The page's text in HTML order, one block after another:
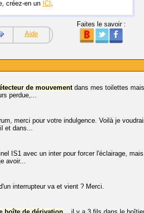
créez-en un ICI
Aide
Faites le savoir :
de mouvement dans mes toilettes
perdue,...
merci pour votre indulgence. Voilà je
et dans...
IS1 avec un inter pour forcer l'éclairage,
avoir...
interrupteur va et vient ? Merci.